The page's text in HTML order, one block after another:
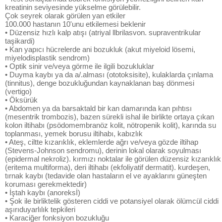
kreatinin seviyesinde yükselme görülebilir.
Çok seyrek olarak görülen yan etkiler
100.000 hastanın 10'unu etkilemesi beklenir
• Düzensiz hızlı kalp atışı (atriyal llbrilasvon. supraventrikular
taşikardi)
• Kan yapıcı hücrelerde ani bozukluk (akut miyeloid lösemi,
miyelodisplastik sendrom)
• Optik sinir ve/veya görme ile ilgili bozukluklar
• Duyma kaybı ya da a/.alması (ototoksisite), kulaklarda çınlama
(tinnitus), denge bozukluğundan kaynaklanan baş dönmesi
(vertigo)
• Öksürük
• Abdomen ya da barsaktald bir kan damarında kan pıhtısı
(mesentrik trombozis), bazen sürekli ishal ile birlikte ortaya çıkan
kolon iltihabı (psödomembranöz kolit, nötropenik kolit), karında su
toplanması, yemek borusu iltihabı, kabızlık
• Ateş, ciltte kızarıklık, eklemlerde ağrı ve/veya gözde iltihap
(Stevens-Johnson sendromu), derinin lokal olarak soyulması
(epidermal nekroliz). kırmızı noktalar ile görülen düzensiz kızarıklık
(eritema multiforma), deri iltihabı (ekfoliyatif dermatit). kurdeşen,
tırnak kaybı (tedavide olan hastaların el ve ayaklarını güneşten
koruması gerekmektedir)
• İştah kaybı (anoreksİ)
• Şok ile birliktelik gösteren ciddi ve potansiyel olarak ölümcül ciddi
aşırıduyarlılık tepkileri
• Karaciğer fonksiyon bozukluğu